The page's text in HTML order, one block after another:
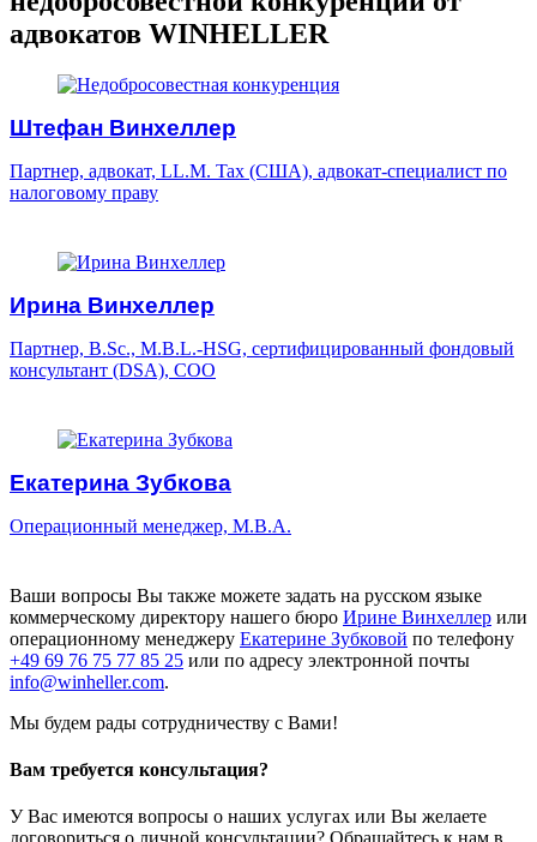
адвокатов WINHELLER
Штефан Винхеллер
Партнер, адвокат, LL.M. Tax (США), адвокат-специалист по
налоговому праву
Ирина Винхеллер
Партнер, B.Sc., M.B.L.-HSG, сертифицированный фондовый
консультант (DSA), COO
Екатерина Зубкова
Операционный менеджер, M.B.A.
Ваши вопросы Вы также можете задать на русском языке
коммерческому директору нашего бюро Ирине Винхеллер или
операционному менеджеру Екатерине Зубковой по телефону
+49 69 76 75 77 85 25 или по адресу электронной почты
info@winheller.com.
Мы будем рады сотрудничеству с Вами!
Вам требуется консультация?
У Вас имеются вопросы о наших услугах или Вы желаете
договориться о личной консультации? Обращайтесь к нам в